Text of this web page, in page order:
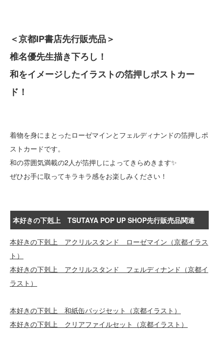
＜京都IP書店先行販売品＞
椎名優先生描き下ろし！
和をイメージしたイラストの箔押しポストカー
ド！
着物を身にまとったローゼマインとフェルディナンドの箔押しポ
ストカードです。
和の雰囲気満載の2人が箔押しによってきらめきます✨
ぜひお手に取ってキラキラ感をお楽しみください！
本好きの下剋上 TSUTAYA POP UP SHOP先行販売品関連
本好きの下剋上 アクリルスタンド ローゼマイン（京都イラス
ト）
本好きの下剋上 アクリルスタンド フェルディナンド（京都イ
ラスト）
本好きの下剋上 和紙缶バッジセット（京都イラスト）
本好きの下剋上 クリアファイルセット（京都イラスト）